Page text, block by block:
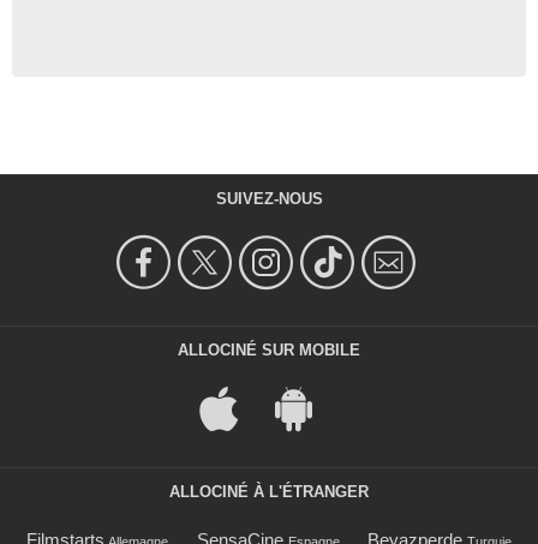
SUIVEZ-NOUS
ALLOCINÉ SUR MOBILE
ALLOCINÉ À L'ÉTRANGER